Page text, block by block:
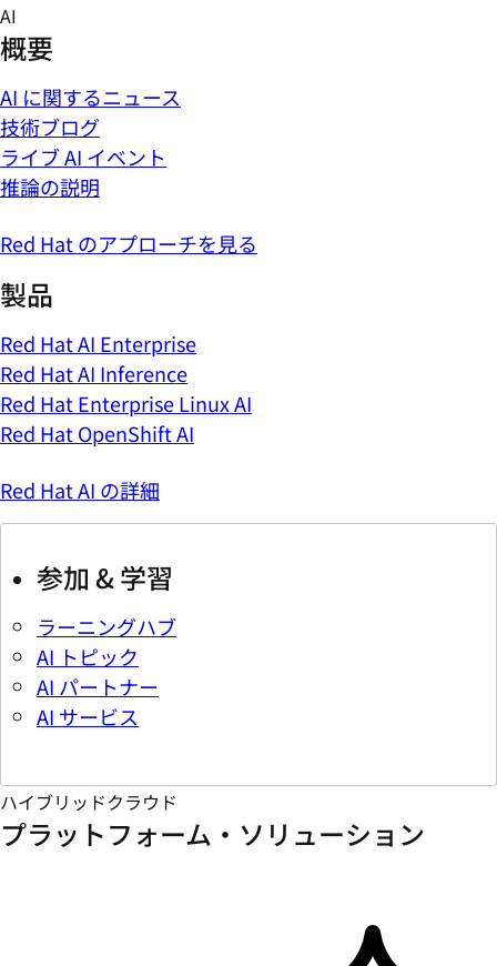
Skip
to
content
AI
概要
AI に関するニュース
技術ブログ
ライブ AI イベント
推論の説明
Red Hat のアプローチを見る
製品
Red Hat AI Enterprise
Red Hat AI Inference
Red Hat Enterprise Linux AI
Red Hat OpenShift AI
Red Hat AI の詳細
参加 & 学習
ラーニングハブ
AI トピック
AI パートナー
AI サービス
ハイブリッドクラウド
プラットフォーム・ソリューション